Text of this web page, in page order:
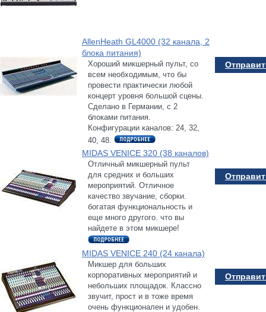
AllenHeath GL4000 (32 канала, 2
блока питания)
Хороший микшерный пульт, со
всем необходимым, что бы
провести практически любой
концерт уровня большой сцены.
Сделано в Германии, с 2
блоками питания.
Конфигурации каналов: 24, 32,
40, 48.
MIDAS VENICE 320 (38 каналов)
Отличный микшерный пульт
для средних и больших
мероприятий. Отличное
качество звучание, сборки.
богатая функциональность и
еще много другого. что вы
найдете в этом микшере!
MIDAS VENICE 240 (24 канала)
Микшер для больших
корпоративных мероприятий и
небольших площадок. Классно
звучит, прост и в тоже время
очень функционален и удобен.